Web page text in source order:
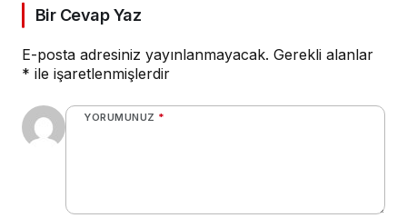
Bir Cevap Yaz
E-posta adresiniz yayınlanmayacak. Gerekli alanlar
* ile işaretlenmişlerdir
YORUMUNUZ *